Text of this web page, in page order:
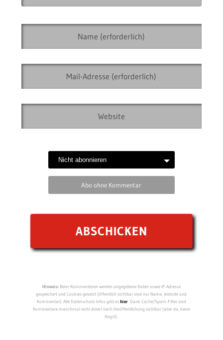
Abo ohne Kommentar
Hinweis:Beim Kommentieren werden angegebene Daten sowie IP-Adresse
gespeichert und Cookies gesetzt (öffentlich sichtbar sind nur Name, Website und
Kommentar). Alle Datenschutz-Infos gibt eshier. Dank Cache/Spam-Filter sind
Kommentare manchmal nicht direkt nach Veröffentlichung sichtbar (aber da, keine
Angst).